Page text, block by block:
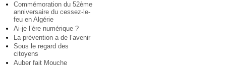
Commémoration du 52ème
anniversaire du cessez-le-
feu en Algérie
Ai-je l’ère numérique ?
La prévention a de l’avenir
Sous le regard des
citoyens
Auber fait Mouche